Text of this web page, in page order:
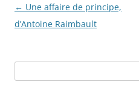
Navigation
des
← Une affaire de principe,
d’Antoine Raimbault